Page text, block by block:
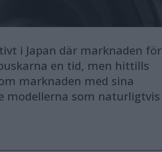
i Japan där marknaden för
en tid, men hittills
marknaden med sina
modellerna som naturligtvis